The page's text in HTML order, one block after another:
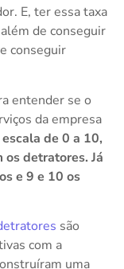
E, ter essa taxa
de conseguir
conseguir
entender se o
da empresa
de 0 a 10,
detratores. Já
e 9 e 10 os
são
com a
uma